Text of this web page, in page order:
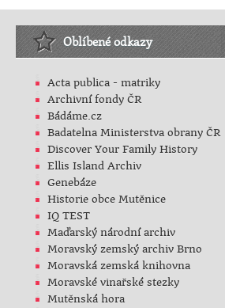
Oblíbené odkazy
Acta publica - matriky
Archivní fondy ČR
Bádáme.cz
Badatelna Ministerstva obrany ČR
Discover Your Family History
Ellis Island Archiv
Genebáze
Historie obce Mutěnice
IQ TEST
Maďarský národní archiv
Moravský zemský archiv Brno
Moravská zemská knihovna
Moravské vinařské stezky
Mutěnská hora